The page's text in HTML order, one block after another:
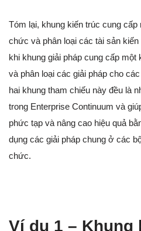
Tóm lại, khung kiến trúc cung
chức và phân loại các tài sản
khi khung giải pháp cung cấp
và phân loại các giải pháp cho
hai khung tham chiếu này đều là
trong Enterprise Continuum và
phức tạp và nâng cao hiệu quả
dụng các giải pháp chung ở các
chức.
Ví dụ 1 – Khung